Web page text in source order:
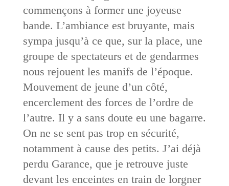
commençons à former une joyeuse
bande. L’ambiance est bruyante, mais
sympa jusqu’à ce que, sur la place, une
groupe de spectateurs et de gendarmes
nous rejouent les manifs de l’époque.
Mouvement de jeune d’un côté,
encerclement des forces de l’ordre de
l’autre. Il y a sans doute eu une bagarre.
On ne se sent pas trop en sécurité,
notamment à cause des petits. J’ai déjà
perdu Garance, que je retrouve juste
devant les enceintes en train de lorgner